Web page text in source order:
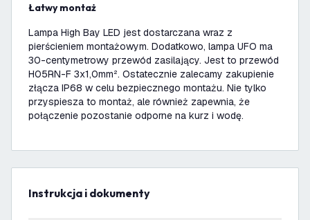
Łatwy montaż
Lampa High Bay LED jest dostarczana wraz z
pierścieniem montażowym. Dodatkowo, lampa UFO ma
30-centymetrowy przewód zasilający. Jest to przewód
H05RN-F 3x1,0mm². Ostatecznie zalecamy zakupienie
złącza IP68 w celu bezpiecznego montażu. Nie tylko
przyspiesza to montaż, ale również zapewnia, że
połączenie pozostanie odporne na kurz i wodę.
Instrukcja i dokumenty